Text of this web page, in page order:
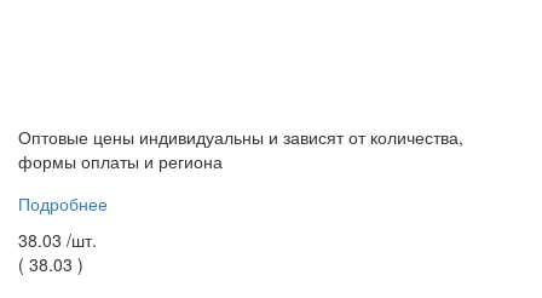
Оптовые цены индивидуальны и зависят от количества,
формы оплаты и региона
Подробнее
38.03 /шт.
( 38.03 )